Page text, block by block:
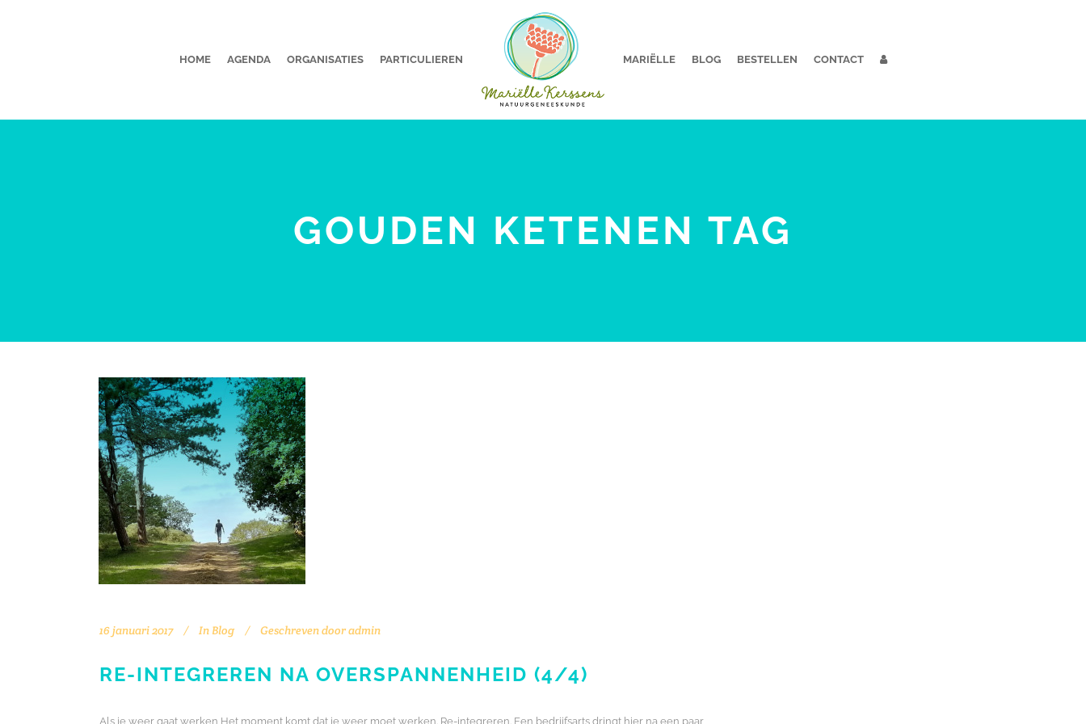
HOME AGENDA ORGANISATIES PARTICULIEREN MARIËLLE BLOG BESTELLEN CONTACT
GOUDEN KETENEN TAG
16 januari 2017 In Blog Geschreven dooradmin
RE-INTEGREREN NA OVERSPANNENHEID (4/4)
Als je weer gaat werken Het moment komt dat je weer moet werken. Re-integreren. Een bedrijfsarts dringt hier na een paar